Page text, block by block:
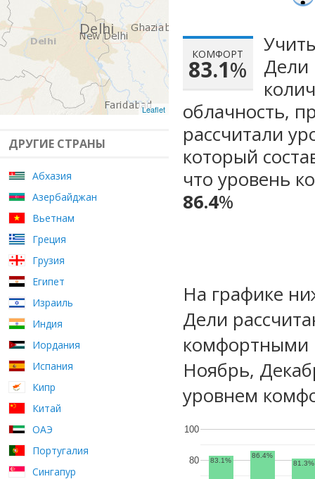
Leaflet
ДРУГИЕ СТРАНЫ
Абхазия
Азербайджан
Вьетнам
Греция
Грузия
Египет
Израиль
Индия
Иордания
Испания
Кипр
Китай
ОАЭ
Португалия
Сингапур
КОМФОРТ
83.1%
Дели
облачность,
рассчитали
который
что уровень
86.4%
На графике
Дели
комфортными
Ноябрь,
уровнем
80
100
83.1%
86.4%
81.3%